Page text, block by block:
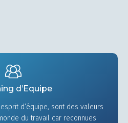
d’Equipe
d’équipe, sont des valeurs
du travail car reconnues